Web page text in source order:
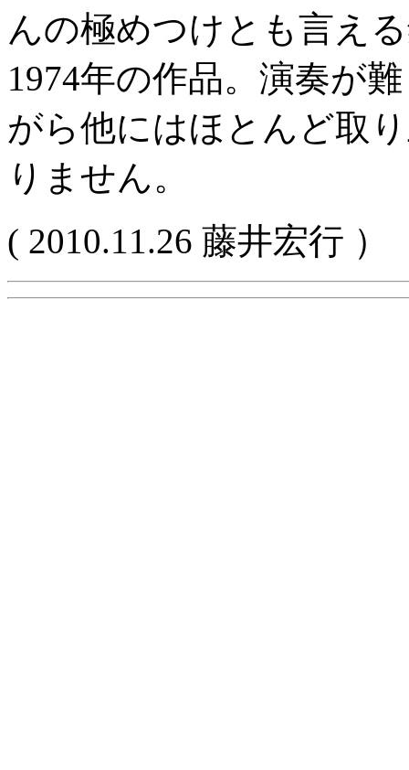
んの極めつけとも言え
1974年の作品。演奏が
がら他にはほとんど取
りません。
( 2010.11.26 藤井宏行 ）